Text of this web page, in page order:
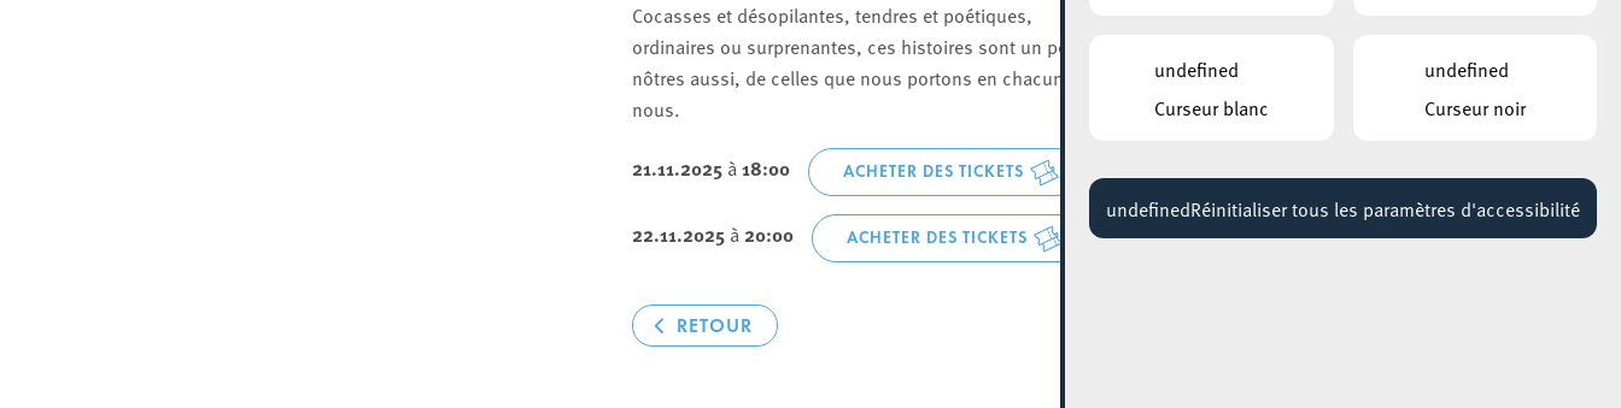
Cocasses et désopilantes, tendres et poétiques,
ordinaires ou surprenantes, ces histoires sont un peu les
nôtres aussi, de celles que nous portons en chacun·e de
nous.
21.11.2025à 18:00 ACHETER DES TICKETS
22.11.2025à 20:00 ACHETER DES TICKETS
RETOUR
ESCHER THEATER – ESCH-SUR-ALZETTE
14 janvier 2027
La ville ouverte
28 avril 2027
undefined
Curseur blanc
undefined
Curseur noir
undefinedRéinitialiser tous les paramètres d'accessibilité